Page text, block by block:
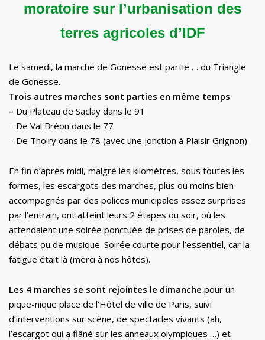
moratoire sur l’urbanisation des
terres agricoles d’IDF
Le samedi, la marche de Gonesse est partie … du Triangle
de Gonesse.
Trois autres marches sont parties en même temps
– Du Plateau de Saclay dans le 91
– De Val Bréon dans le 77
– De Thoiry dans le 78 (avec une jonction à Plaisir Grignon)
En fin d’après midi, malgré les kilomètres, sous toutes les
formes, les escargots des marches, plus ou moins bien
accompagnés par des polices municipales assez surprises
par l’entrain, ont atteint leurs 2 étapes du soir, où les
attendaient une soirée ponctuée de prises de paroles, de
débats ou de musique. Soirée courte pour l’essentiel, car la
fatigue était là (merci à nos hôtes).
Les 4 marches se sont rejointes le dimanche pour un
pique-nique place de l’Hôtel de ville de Paris, suivi
d’interventions sur scène, de spectacles vivants (ah,
l’escargot qui a flâné sur les anneaux olympiques …) et